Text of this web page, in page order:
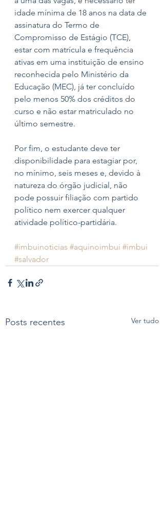
idade mínima de 18 anos na data de
assinatura do Termo de
Compromisso de Estágio (TCE),
estar com matrícula e frequência
ativas em uma instituição de ensino
reconhecida pelo Ministério da
Educação (MEC), já ter concluído
pelo menos 50% dos créditos do
curso e não estar matriculado no
último semestre.
Por fim, o estudante deve ter
disponibilidade para estagiar por,
no mínimo, seis meses e, devido à
natureza do órgão judicial, não
pode possuir filiação com partido
político nem exercer qualquer
atividade político-partidária.
#imbuinoticias #aquinoimbui #imbui
#salvador
Posts recentes Ver tudo